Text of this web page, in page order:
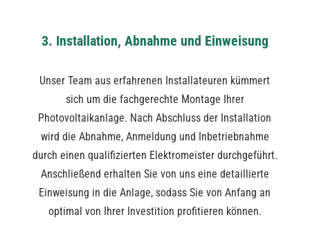
3. Installation, Abnahme und Einweisung
Unser Team aus erfahrenen Installateuren kümmert
sich um die fachgerechte Montage Ihrer
Photovoltaikanlage. Nach Abschluss der Installation
wird die Abnahme, Anmeldung und Inbetriebnahme
durch einen qualifizierten Elektromeister durchgeführt.
Anschließend erhalten Sie von uns eine detaillierte
Einweisung in die Anlage, sodass Sie von Anfang an
optimal von Ihrer Investition profitieren können.